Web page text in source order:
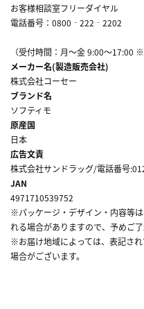
お客様相談室フリーダイヤル
電話番号：0800‐222‐2202
（受付時間：月～金 9:00～17:00
メーカー名(製造販売会社)
株式会社コーセー
ブランド名
ソフティモ
原産国
日本
広告文責
株式会社サンドラッグ/電話番号
JAN
4971710539752
※パッケージ・デザイン・内容等
れる場合がありますので、予めご了
※お届け地域によっては、表記さ
場合がございます。